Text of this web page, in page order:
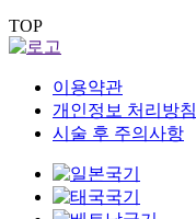
TOP
이용약관
개인정보 처리방침
시술 후 주의사항